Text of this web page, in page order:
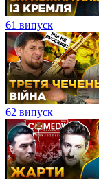
61 випуск
62 випуск